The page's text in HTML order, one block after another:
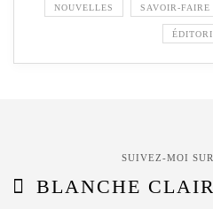
NOUVELLES SAVOIR-FAIRE
SUIVEZ-MOI
BLANCHE